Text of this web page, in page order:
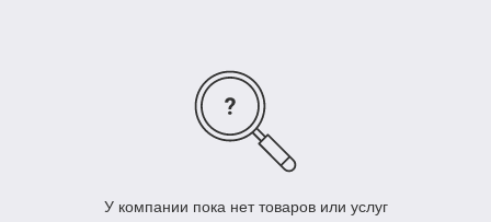
У компании пока нет товаров или услуг